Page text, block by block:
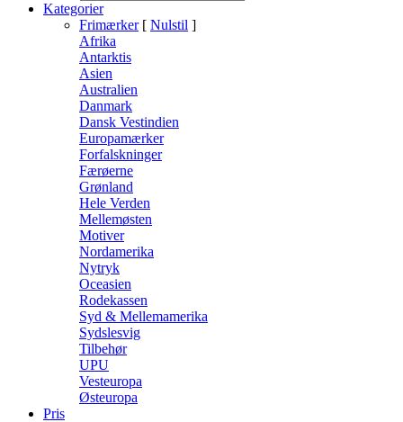
Kategorier
Frimærker[ Nulstil ]
Afrika
Antarktis
Asien
Australien
Danmark
Dansk Vestindien
Europamærker
Forfalskninger
Færøerne
Grønland
Hele Verden
Mellemøsten
Motiver
Nordamerika
Nytryk
Oceasien
Rodekassen
Syd & Mellemamerika
Sydslesvig
Tilbehør
UPU
Vesteuropa
Østeuropa
Pris